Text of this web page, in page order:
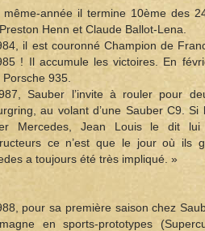
même-année il termine 10ème des
Henn et Claude Ballot-Lena.
il est couronné Champion de
! Il accumule les victoires. En
Porsche 935.
Sauber l’invite à rouler pour
au volant d’une Sauber C9.
Mercedes, Jean Louis le dit
ce n’est que le jour où ils
a toujours été très impliqué. »
pour sa première saison chez
en sports-prototypes